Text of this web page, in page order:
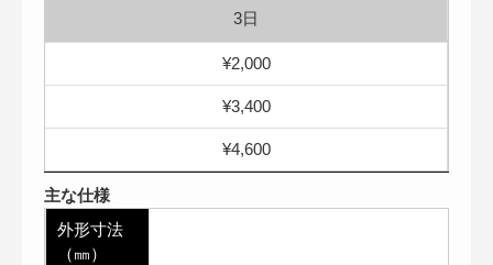
3日
¥2,000
¥3,400
¥4,600
主な仕様
外形寸法
（㎜）